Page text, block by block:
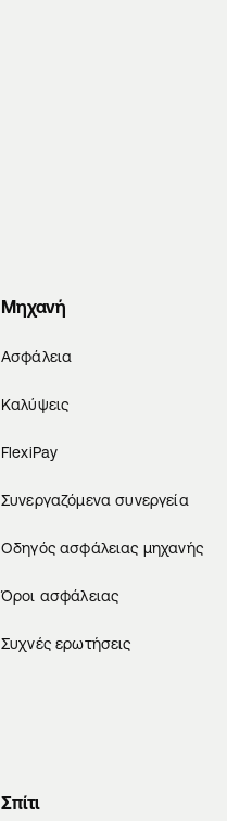
Μηχανή
Ασφάλεια
Καλύψεις
FlexiPay
Συνεργαζόμενα συνεργεία
Οδηγός ασφάλειας μηχανής
Όροι ασφάλειας
Συχνές ερωτήσεις
Σπίτι